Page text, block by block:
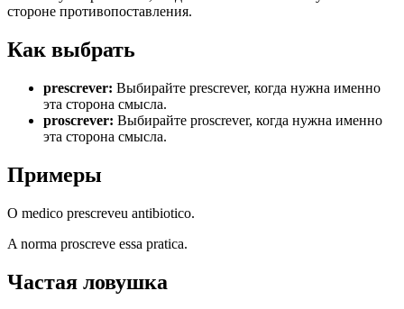
стороне противопоставления.
Как выбрать
prescrever: Выбирайте prescrever, когда нужна именно
эта сторона смысла.
proscrever: Выбирайте proscrever, когда нужна именно
эта сторона смысла.
Примеры
O medico prescreveu antibiotico.
A norma proscreve essa pratica.
Частая ловушка